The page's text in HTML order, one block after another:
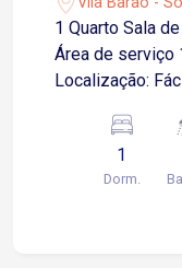
1 Quarto Sala
Área de serviço
Localização:
comércios em
1
Dorm.